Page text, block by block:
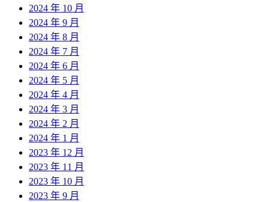
2024 年 10 月
2024 年 9 月
2024 年 8 月
2024 年 7 月
2024 年 6 月
2024 年 5 月
2024 年 4 月
2024 年 3 月
2024 年 2 月
2024 年 1 月
2023 年 12 月
2023 年 11 月
2023 年 10 月
2023 年 9 月